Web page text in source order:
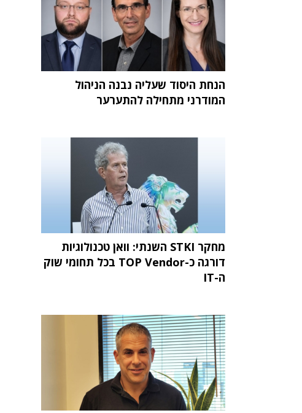
הנחת היסוד שעליה נבנה הניהול
המודרני מתחילה להתערער
מחקר STKI השנתי: וואן טכנולוגיות
דורגה כ-TOP Vendor בכל תחומי שוק
ה-IT